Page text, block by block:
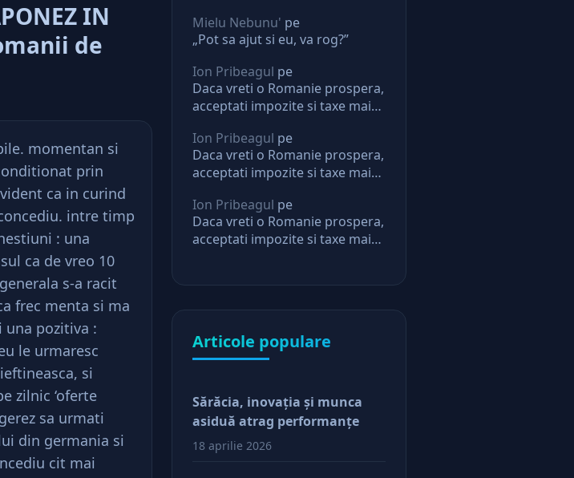
IN
de
momentan si
prin
ca in curind
intre timp
: una
ca de vreo 10
s-a racit
frec menta si ma
pozitiva :
le urmaresc
si
zilnic ‘oferte
sa urmati
din germania si
cit mai
Mielu Nebunu' pe
„Pot sa ajut si eu, va rog?”
Ion Pribeagul pe
Daca vreti o Romanie prospera,
acceptati impozite si taxe mai
asteptari de la stat
Ion Pribeagul pe
Daca vreti o Romanie prospera,
acceptati impozite si taxe mai
asteptari de la stat
Ion Pribeagul pe
Daca vreti o Romanie prospera,
acceptati impozite si taxe mai
Articole populare
Sărăcia, inovaţia şi munca
asiduă atrag performanţe
18 aprilie 2026